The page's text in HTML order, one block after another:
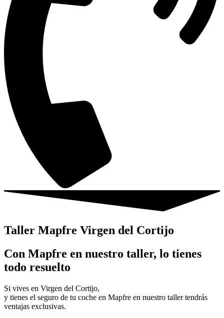
Taller Mapfre Virgen del Cortijo
Con Mapfre en nuestro taller, lo tienes
todo resuelto
Si vives en Virgen del Cortijo,
y tienes el seguro de tu coche en Mapfre en nuestro taller tendrás
ventajas exclusivas.